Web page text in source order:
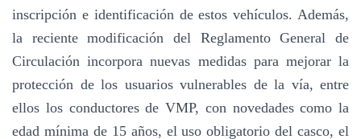
inscripción e identificación de estos vehículos. Además,
la reciente modificación del Reglamento General de
Circulación incorpora nuevas medidas para mejorar la
protección de los usuarios vulnerables de la vía, entre
ellos los conductores de VMP, con novedades como la
edad mínima de 15 años, el uso obligatorio del casco, el